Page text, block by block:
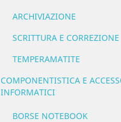
ARCHIVIAZIONE
SCRITTURA E CORREZIONE
TEMPERAMATITE
COMPONENTISTICA E
INFORMATICI
BORSE NOTEBOOK